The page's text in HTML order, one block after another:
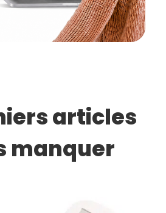
articles
manquer